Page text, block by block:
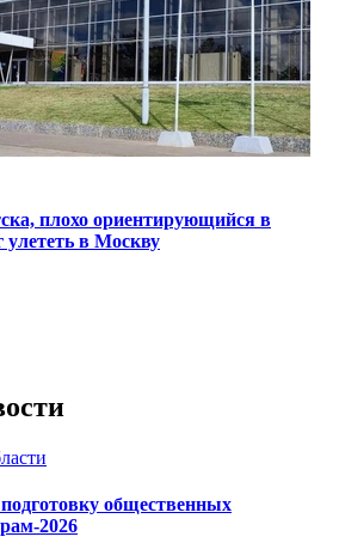
плохо ориентирующийся в
улететь в Москву
общественных
2026